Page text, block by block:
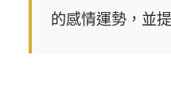
的感情運勢，並